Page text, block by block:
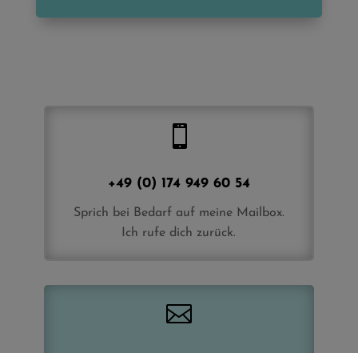

+49 (0) 174 949 60 54
Sprich bei Bedarf auf meine Mailbox.
Ich rufe dich zurück.
